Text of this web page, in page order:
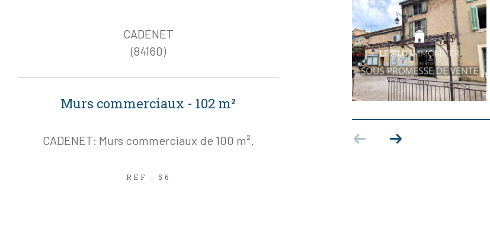
CADENET
(84160)
Murs commerciaux - 102 m²
CADENET: Murs commerciaux de 100 m².
REF : 56